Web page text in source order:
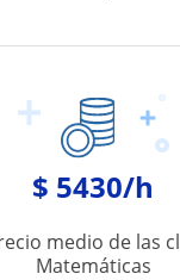
$ 5430/h
medio de las
Matemáticas